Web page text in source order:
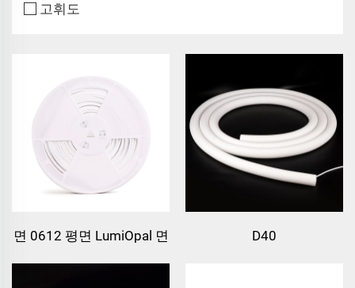
고휘도
면 0612 평면 LumiOpal 면
0612 평면
D40